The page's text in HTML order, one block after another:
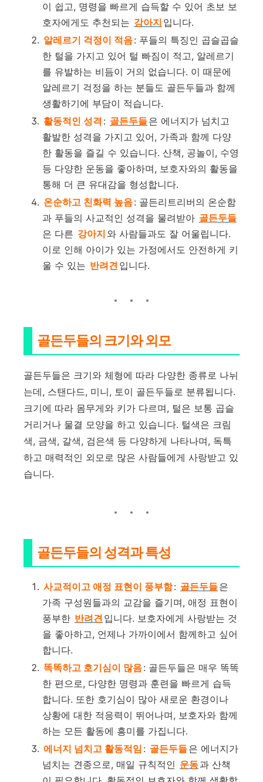
이 쉽고, 명령을 빠르게 습득할 수 있어 초보 보
호자에게도 추천되는 강아지 입니다.
알레르기 걱정이 적음: 푸들의 특징인 곱슬곱슬
한 털을 가지고 있어 털 빠짐이 적고, 알레르기
를 유발하는 비듬이 거의 없습니다. 이 때문에
알레르기 걱정을 하는 분들도 골든두들과 함께
생활하기에 부담이 적습니다.
활동적인 성격 : 골든두들은 에너지가 넘치고
활발한 성격을 가지고 있어, 가족과 함께 다양
한 활동을 즐길 수 있습니다. 산책, 공놀이, 수영
등 다양한 운동을 좋아하며, 보호자와의 활동을
통해 더 큰 유대감을 형성합니다.
온순하고 친화력 높음: 골든리트리버의 온순함
과 푸들의 사교적인 성격을 물려받아 골든두들
은 다른 강아지 와 사람들과도 잘 어울립니다.
이로 인해 아이가 있는 가정에서도 안전하게 키
울 수 있는 반려견 입니다.
골든두들의 크기와 외모
골든두들은 크기와 체형에 따라 다양한 종류로 나뉘
는데, 스탠다드, 미니, 토이 골든두들로 분류됩니다.
크기에 따라 몸무게와 키가 다르며, 털은 보통 곱슬
거리거나 물결 모양을 하고 있습니다. 털색은 크림
색, 금색, 갈색, 검은색 등 다양하게 나타나며, 독특
하고 매력적인 외모로 많은 사람들에게 사랑받고 있
습니다.
골든두들의 성격과 특성
사교적이고 애정 표현이 풍부함: 골든두들은
가족 구성원들과의 교감을 즐기며, 애정 표현이
풍부한 반려견 입니다. 보호자에게 사랑받는 것
을 좋아하고, 언제나 가까이에서 함께하고 싶어
합니다.
똑똑하고 호기심이 많음: 골든두들은 매우 똑똑
한 편으로, 다양한 명령과 훈련을 빠르게 습득
합니다. 또한 호기심이 많아 새로운 환경이나
상황에 대한 적응력이 뛰어나며, 보호자와 함께
하는 모든 활동에 흥미를 가집니다.
에너지 넘치고 활동적임 : 골든두들은 에너지가
넘치는 견종으로, 매일 규칙적인 운동과 산책